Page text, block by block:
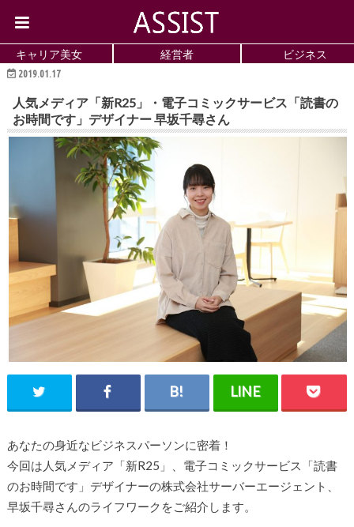
キャリア美女 経営者 ビジネス
2019.01.17
人気メディア「新R25」・電子コミックサービス「読書の
お時間です」デザイナー 早坂千尋さん
あなたの身近なビジネスパーソンに密着！
今回は人気メディア「新R25」、電子コミックサービス「読書
のお時間です」デザイナーの株式会社サーバーエージェント、
早坂千尋さんのライフワークをご紹介します。